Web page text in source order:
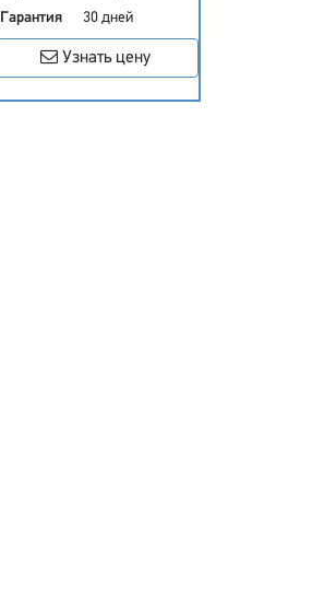
Гарантия
30 дней
Узнать цену